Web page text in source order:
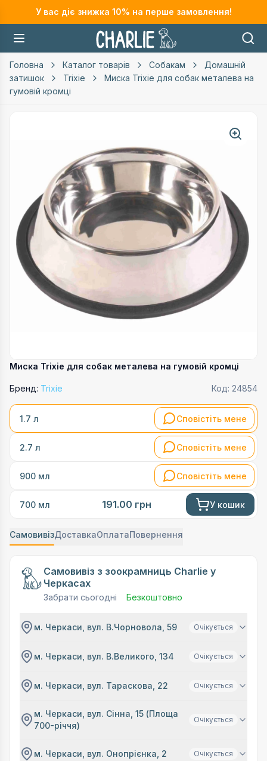
У вас діє знижка 10% на перше замовлення!
Головна Каталог товарів Собакам
Домашній
затишок
Trixie
Миска Trixie для собак металева на
гумовій кромці
Миска Trixie для собак металева на гумовій кромці
Бренд: Trixie Код: 24854
1.7 л Сповістіть мене
2.7 л Сповістіть мене
900 мл Сповістіть мене
700 мл 191.00 грн У кошик
СамовивізДоставкаОплатаПовернення
Самовивіз з зоокрамниць Charlie у
Черкасах
Забрати сьогодні Безкоштовно
м. Черкаси, вул. В.Чорновола, 59 Очікується
м. Черкаси, вул. В.Великого, 134 Очікується
м. Черкаси, вул. Тараскова, 22 Очікується
м. Черкаси, вул. Сінна, 15 (Площа
700-річчя)
Очікується
м. Черкаси, вул. Онопрієнка, 2 Очікується